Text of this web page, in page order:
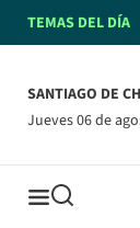
TEMAS DEL DÍA
SANTIAGO DE
jueves 06 de